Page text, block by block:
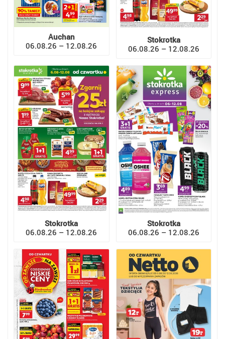
Auchan
06.08.26 – 12.08.26
Stokrotka
06.08.26 – 12.08.26
Stokrotka
06.08.26 – 12.08.26
Stokrotka
06.08.26 – 12.08.26